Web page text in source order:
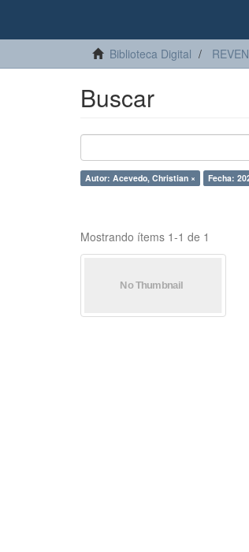
Biblioteca Digital
Buscar
Autor: Acevedo, Christian × Fecha:
Mostrando ítems 1-1 de 1